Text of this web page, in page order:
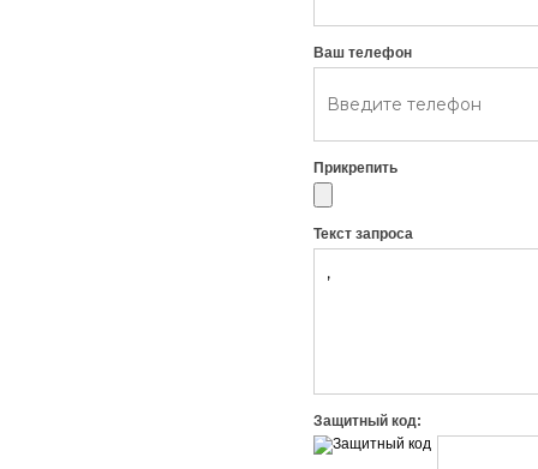
Ваш телефон
Прикрепить
Текст запроса
Защитный код: